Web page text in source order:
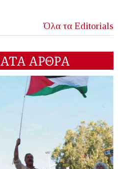
Όλα τα Editorials
ΑΡΘΡΑ